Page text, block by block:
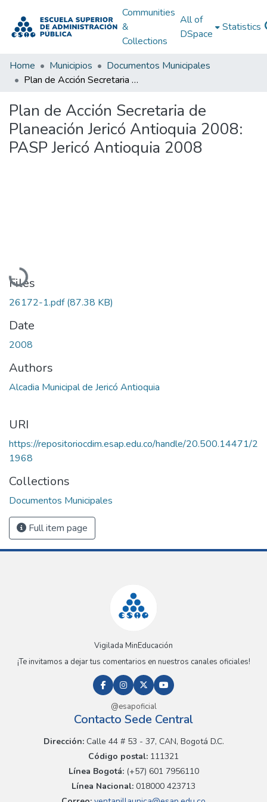
Communities
&
Collections
All of
DSpace
Statistics
Home Municipios
Documentos Municipales
Plan de Acción Secretaria de Planeación Jericó Antioquia 2008: PASP Jericó Antioquia 2008
Plan de Acción Secretaria de
Planeación Jericó Antioquia 2008:
PASP Jericó Antioquia 2008
Loading...
Files
26172-1.pdf(87.38 KB)
Date
2008
Authors
Alcadia Municipal de Jericó Antioquia
URI
https://repositoriocdim.esap.edu.co/handle/20.500.14471/2
1968
Collections
Documentos Municipales
Full item page
Vigilada MinEducación
¡Te invitamos a dejar tus comentarios en nuestros canales oficiales!
@esapoficial
Contacto Sede Central
Dirección:Calle 44 # 53 - 37, CAN, Bogotá D.C.
Código postal: 111321
Línea Bogotá:(+57) 601 7956110
Línea Nacional: 018000 423713